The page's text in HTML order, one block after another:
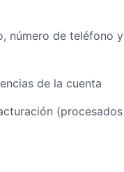
número de teléfono y
de la cuenta
(procesados